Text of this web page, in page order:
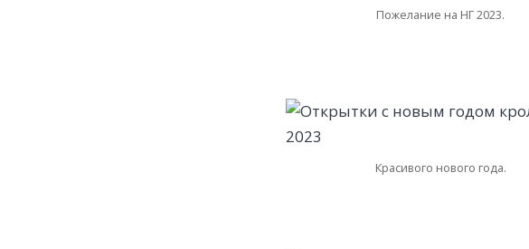
Пожелание на НГ 2023.
Красивого нового года.